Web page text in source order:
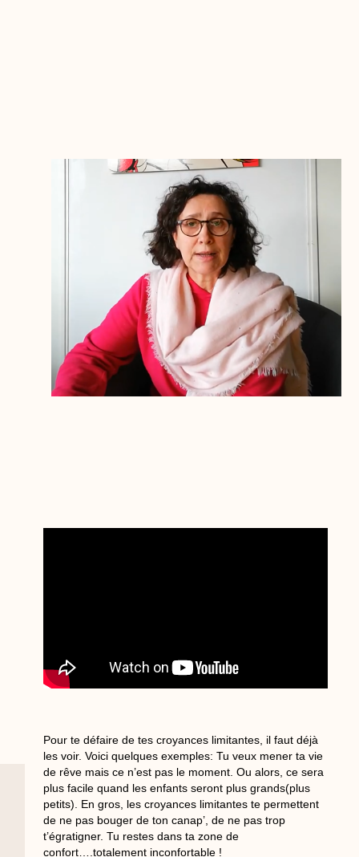
Pour te défaire de tes croyances limitantes, il faut déjà
les voir. Voici quelques exemples: Tu veux mener ta vie
de rêve mais ce n’est pas le moment. Ou alors, ce sera
plus facile quand les enfants seront plus grands(plus
petits). En gros, les croyances limitantes te permettent
de ne pas bouger de ton canap’, de ne pas trop
t’égratigner. Tu restes dans ta zone de
confort….totalement inconfortable !